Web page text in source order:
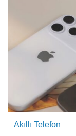
Akıllı Telefon